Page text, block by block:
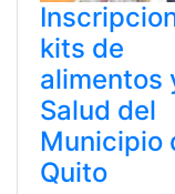
kits de
alimentos
Salud del
Municipio
Quito